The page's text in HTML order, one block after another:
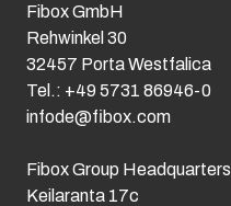
Fibox GmbH
Rehwinkel 30
32457 Porta Westfalica
Tel.: +49 5731 86946-0
infode@fibox.com
Fibox Group Headquarters
Keilaranta 17c